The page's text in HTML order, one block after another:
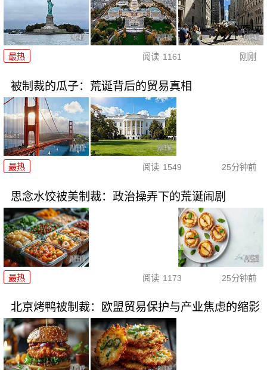
最热 阅读 1161 刚刚
被制裁的瓜子：荒诞背后的贸易真相
最热 阅读 1549 25分钟前
思念水饺被美制裁：政治操弄下的荒诞闹剧
最热 阅读 1173 25分钟前
北京烤鸭被制裁：欧盟贸易保护与产业焦虑的缩影